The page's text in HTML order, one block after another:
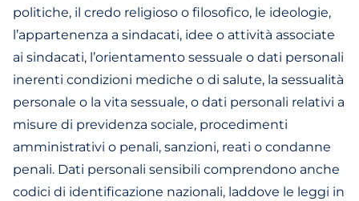
politiche, il credo religioso o filosofico, le ideologie,
l’appartenenza a sindacati, idee o attività associate
ai sindacati, l’orientamento sessuale o dati personali
inerenti condizioni mediche o di salute, la sessualità
personale o la vita sessuale, o dati personali relativi a
misure di previdenza sociale, procedimenti
amministrativi o penali, sanzioni, reati o condanne
penali. Dati personali sensibili comprendono anche
codici di identificazione nazionali, laddove le leggi in